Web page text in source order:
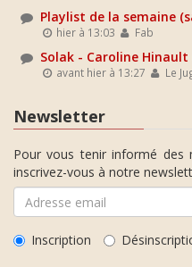
Playlist de la semaine
hier à 13:03 Fab
Solak - Caroline Hinault
avant hier à 13:27 Le
Newsletter
Pour vous tenir informé des
inscrivez-vous à notre
Inscription